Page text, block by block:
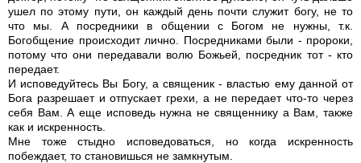
ушел по этому пути, он каждый день почти служит богу, не то
что мы. А посредники в общении с Богом не нужны, т.к.
Богобщение происходит лично. Посредниками были - пророки,
потому что они передавали волю Божьей, посредник тот - кто
передает.
И исповедуйтесь Вы Богу, а священик - властью ему данной от
Бога разрешает и отпускает грехи, а не передает что-то через
себя Вам. А еще исповедь нужна не священнику а Вам, также
как и искренность.
Мне тоже стыдно исповедоваться, но когда искренность
побеждает, то становишься не замкнутым.